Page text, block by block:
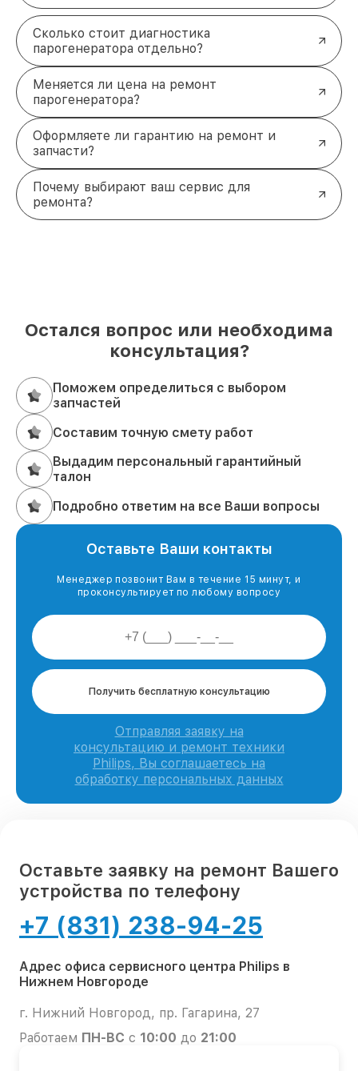
Сколько стоит диагностика
парогенератора отдельно?
Меняется ли цена на ремонт
парогенератора?
Оформляете ли гарантию на ремонт и
запчасти?
Почему выбирают ваш сервис для
ремонта?
Остался вопрос или необходима
консультация?
Поможем определиться с выбором
запчастей
Составим точную смету работ
Выдадим персональный гарантийный
талон
Подробно ответим на все Ваши вопросы
Оставьте Ваши контакты
Менеджер позвонит Вам в течение 15 минут, и
проконсультирует по любому вопросу
Получить бесплатную консультацию
Отправляя заявку на
консультацию и ремонт техники
Philips, Вы соглашаетесь на
обработку персональных данных
Оставьте заявку на ремонт Вашего
устройства по телефону
+7 (831) 238-94-25
Адрес офиса сервисного центра Philips в
Нижнем Новгороде
г. Нижний Новгород, пр. Гагарина, 27
Работаем ПН-ВС с 10:00 до 21:00